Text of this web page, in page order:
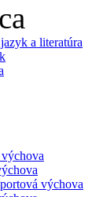
a literatúra
výchova